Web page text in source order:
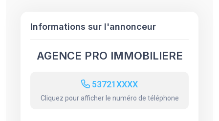
Informations sur l'annonceur
AGENCE PRO IMMOBILIERE
53721XXXX
Cliquez pour afficher le numéro de téléphone